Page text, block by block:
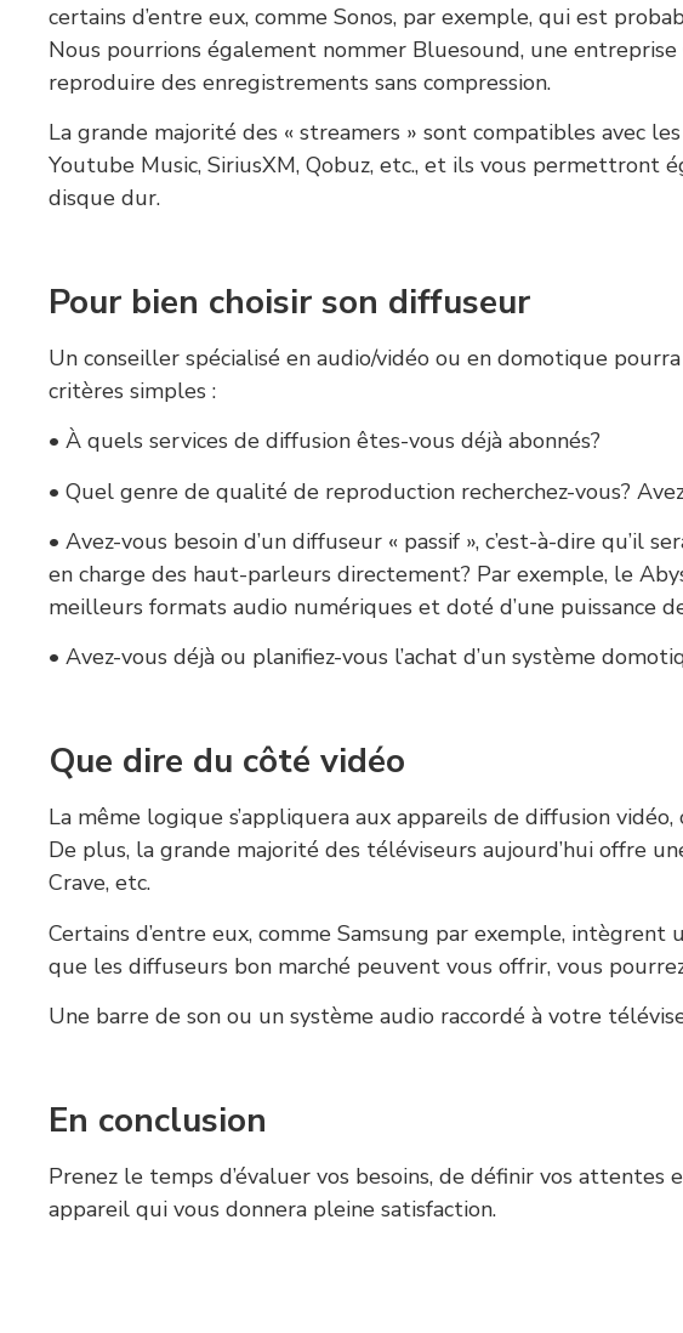
certains d’entre eux, comme Sonos, par exemple, qui est
Nous pourrions également nommer Bluesound, une
reproduire des enregistrements sans compression.
La grande majorité des « streamers » sont compatibles avec
Youtube Music, SiriusXM, Qobuz, etc., et ils vous
disque dur.
Pour bien choisir son diffuseur
Un conseiller spécialisé en audio/vidéo ou en domotique
critères simples :
• À quels services de diffusion êtes-vous déjà abonnés?
• Quel genre de qualité de reproduction recherchez-vous?
• Avez-vous besoin d’un diffuseur « passif », c’est-à-dire
en charge des haut-parleurs directement? Par exemple, le
meilleurs formats audio numériques et doté d’une puissance
• Avez-vous déjà ou planifiez-vous l’achat d’un système
Que dire du côté vidéo
La même logique s’appliquera aux appareils de diffusion
De plus, la grande majorité des téléviseurs aujourd’hui offre
Crave, etc.
Certains d’entre eux, comme Samsung par exemple,
que les diffuseurs bon marché peuvent vous offrir, vous
Une barre de son ou un système audio raccordé à votre
En conclusion
Prenez le temps d’évaluer vos besoins, de définir vos
appareil qui vous donnera pleine satisfaction.